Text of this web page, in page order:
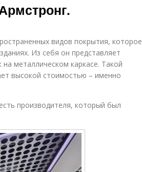
видов покрытия, которое
Из себя он представляет
металлическом каркасе. Такой
высокой стоимостью – именно
производителя, который был